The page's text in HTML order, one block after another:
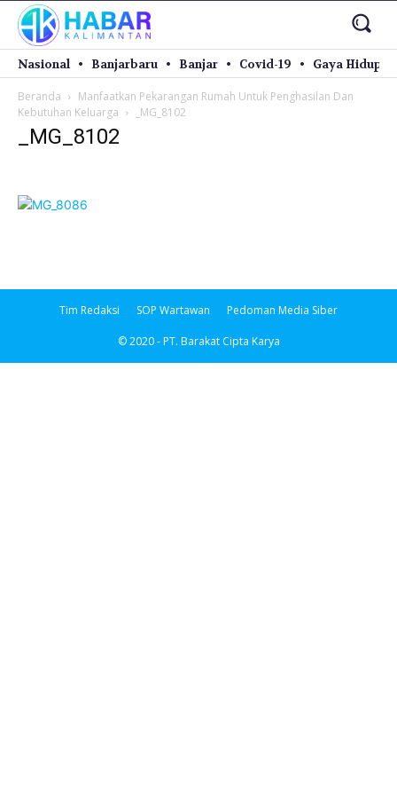
Nasional Banjarbaru Banjar Covid-19 Gaya Hidup
Beranda
Manfaatkan Pekarangan Rumah Untuk Penghasilan Dan
Kebutuhan Keluarga
_MG_8102
_MG_8102
Tim Redaksi SOP Wartawan Pedoman Media Siber
© 2020 - PT. Barakat Cipta Karya